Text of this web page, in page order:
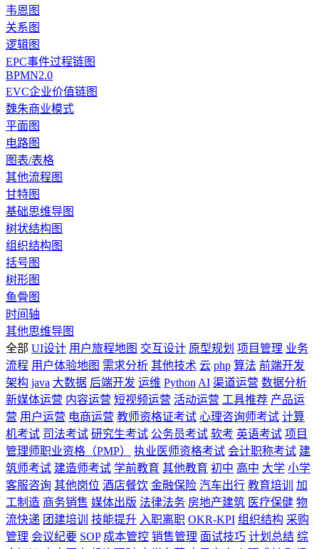
韦恩图
关系图
逻辑图
EPC事件过程链图
BPMN2.0
EVC企业价值链图
魏朱商业模式
平面图
电路图
图表/表格
其他流程图
甘特图
基础思维导图
树状结构图
组织结构图
括号图
树形图
鱼骨图
时间轴
其他思维导图
全部 UI设计 用户旅程地图 交互设计 原型规划 项目管理 业务
流程 用户体验地图 需求分析 其他技术 云 php 算法 前端开发
架构 java 大数据 后端开发 运维 Python AI 渠道运营 数据分析
新媒体运营 内容运营 短视频运营 活动运营 工具推荐 产品运
营 用户运营 电商运营 教师资格证考试 心理咨询师考试 计算
机考试 司法考试 研究生考试 公务员考试 软考 英语考试 项目
管理师职业资格（PMP）
执业医师资格考试 会计职称考试 建
筑师考试 建造师考试 学前教育 其他教育 初中 高中 大学 小学
客服咨询 其他岗位 酒店餐饮 金融保险 汽车出行 教育培训
加
工制造 商务销售 媒体出版 法律法务 房地产建筑 医疗保健 物
流快递 团建培训 技能提升 入职离职 OKR-KPI 组织结构 采购
管理 会议纪要 SOP 成本管控 销售管理 面试技巧 计划总结 综